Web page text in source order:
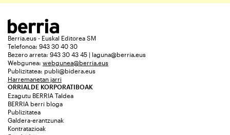
Berria.eus - Euskal Editorea SM
Telefonoa: 943 30 40 30
Bezero arreta: 943 30 43 45 | laguna@berria.eus
Webgunea: webgunea@berria.eus
Publizitatea: publi@bidera.eus
Harremanetan jarri
ORRIALDE KORPORATIBOAK
Ezagutu BERRIA Taldea
BERRIA berri bloga
Publizitatea
Galdera-erantzunak
Kontratazioak